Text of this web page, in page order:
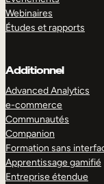
Webinaires
Études et rapports
Additionnel
Advanced Analytics
e-commerce
Communautés
Companion
Formation sans
Apprentissage gamifié
Entreprise étendue